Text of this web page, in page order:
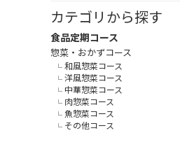
カテゴリから探す
食品定期コース
惣菜・おかずコース
和風惣菜コース
洋風惣菜コース
中華惣菜コース
肉惣菜コース
魚惣菜コース
その他コース